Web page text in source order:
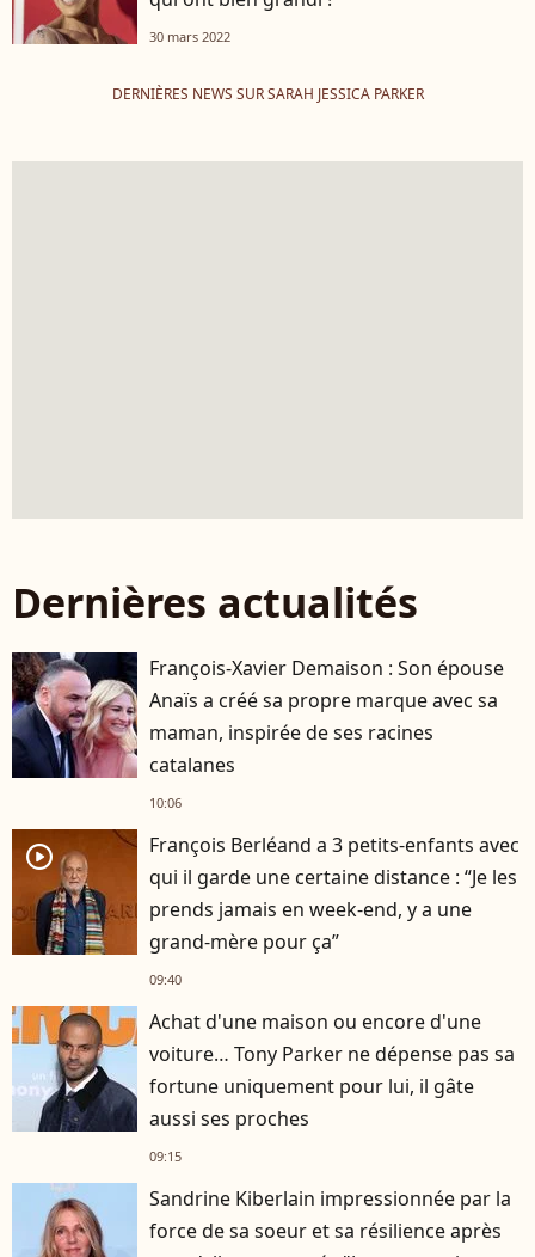
30 mars 2022
DERNIÈRES NEWS SUR SARAH JESSICA PARKER
Dernières actualités
François-Xavier Demaison : Son épouse
Anaïs a créé sa propre marque avec sa
maman, inspirée de ses racines
catalanes
10:06
player2
François Berléand a 3 petits-enfants avec
qui il garde une certaine distance : “Je les
prends jamais en week-end, y a une
grand-mère pour ça”
09:40
Achat d'une maison ou encore d'une
voiture… Tony Parker ne dépense pas sa
fortune uniquement pour lui, il gâte
aussi ses proches
09:15
Sandrine Kiberlain impressionnée par la
force de sa soeur et sa résilience après